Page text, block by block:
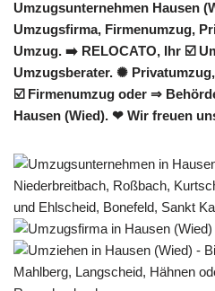
Umzugsunternehmen Hausen
Umzugsfirma, Firmenumzug,
Umzug. ➡️ RELOCATO, Ihr ☑️
Umzugsberater. ✺
☑️ Firmenumzug oder ⇒
Hausen (Wied). ❤ Wir freuen